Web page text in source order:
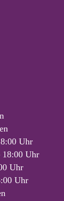
Uhr
18:00 Uhr
Uhr
Uhr